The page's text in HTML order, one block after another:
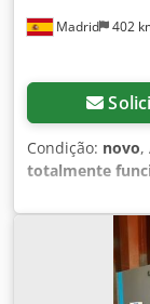
Madrid 402
Condição: novo,
totalmente
COMPRESSOR
Codpfxow S